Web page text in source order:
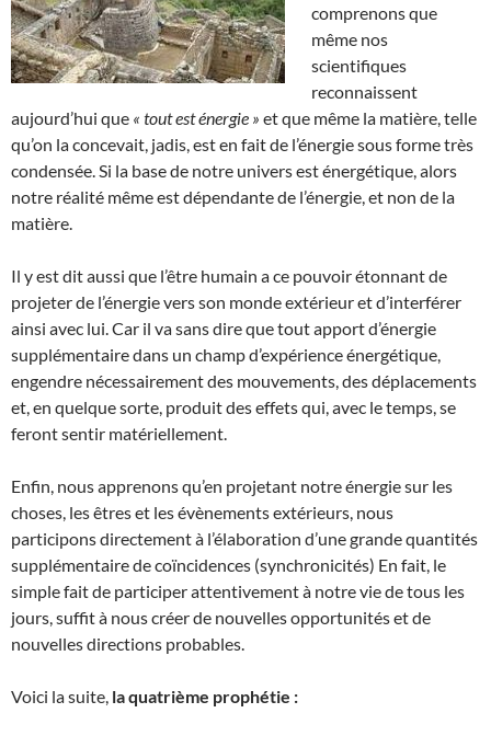
comprenons que
même nos
scientifiques
reconnaissent
aujourd’hui que « tout est énergie » et que même la matière, telle
qu’on la concevait, jadis, est en fait de l’énergie sous forme très
condensée. Si la base de notre univers est énergétique, alors
notre réalité même est dépendante de l’énergie, et non de la
matière.
Il y est dit aussi que l’être humain a ce pouvoir étonnant de
projeter de l’énergie vers son monde extérieur et d’interférer
ainsi avec lui. Car il va sans dire que tout apport d’énergie
supplémentaire dans un champ d’expérience énergétique,
engendre nécessairement des mouvements, des déplacements
et, en quelque sorte, produit des effets qui, avec le temps, se
feront sentir matériellement.
Enfin, nous apprenons qu’en projetant notre énergie sur les
choses, les êtres et les évènements extérieurs, nous
participons directement à l’élaboration d’une grande quantités
supplémentaire de coïncidences (synchronicités) En fait, le
simple fait de participer attentivement à notre vie de tous les
jours, suffit à nous créer de nouvelles opportunités et de
nouvelles directions probables.
Voici la suite, la quatrième prophétie :